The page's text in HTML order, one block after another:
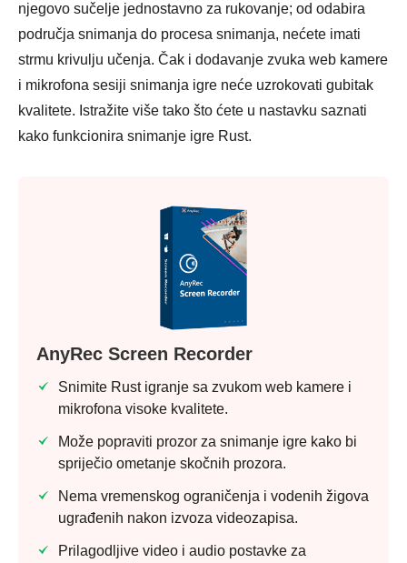
njegovo sučelje jednostavno za rukovanje; od odabira
područja snimanja do procesa snimanja, nećete imati
strmu krivulju učenja. Čak i dodavanje zvuka web kamere
i mikrofona sesiji snimanja igre neće uzrokovati gubitak
kvalitete. Istražite više tako što ćete u nastavku saznati
kako funkcionira snimanje igre Rust.
AnyRec Screen Recorder
Snimite Rust igranje sa zvukom web kamere i
mikrofona visoke kvalitete.
Može popraviti prozor za snimanje igre kako bi
spriječio ometanje skočnih prozora.
Nema vremenskog ograničenja i vodenih žigova
ugrađenih nakon izvoza videozapisa.
Prilagodljive video i audio postavke za